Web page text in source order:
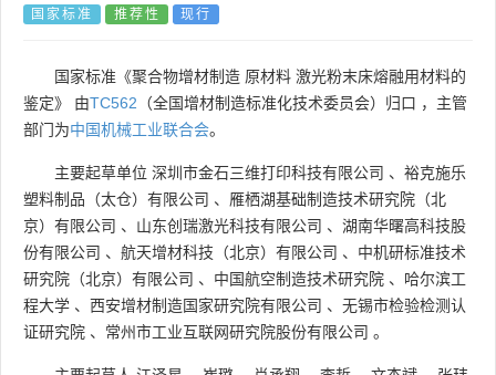
国外标准 技术委员会
国家标准 推荐性 现行
国家标准《聚合物增材制造 原材料 激光粉末床熔融用材料的
鉴定》 由TC562 （全国增材制造标准化技术委员会）归口 ，主管
部门为中国机械工业联合会。
主要起草单位 深圳市金石三维打印科技有限公司 、 裕克施乐
塑料制品（太仓）有限公司 、 雁栖湖基础制造技术研究院（北
京）有限公司 、 山东创瑞激光科技有限公司 、 湖南华曙高科技股
份有限公司 、 航天增材科技（北京）有限公司 、 中机研标准技术
研究院（北京）有限公司 、 中国航空制造技术研究院 、 哈尔滨工
程大学 、 西安增材制造国家研究院有限公司 、 无锡市检验检测认
证研究院 、 常州市工业互联网研究院股份有限公司 。